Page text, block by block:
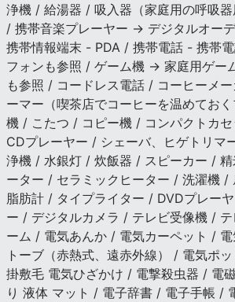
浄機 / 給湯器 / 吸入器（家庭用の呼吸
/ 携帯音楽プレーヤー → デジタルオー
携帯情報端末 - PDA / 携帯電話 - 携帯
フォンも参照 / ゲーム機 → 家庭用ゲー
も参照 / コードレス電話 / コーヒーメ
ーマー（喫茶店でコーヒーを温めてお
機 / こたつ / コピー機 / コンパクトカ
CDプレーヤー / シェーバ、ヒゲトリマ
浄機 / 水銀灯 / 炊飯器 / スピーカー / 精
ーター / セラミックヒーター / 洗濯機
脂肪計 / タイプライター / DVDプレー
ー / デジタルカメラ / テレビ受像機 /
ーム / 電気あんか / 電気カーペット /
トーブ（赤熱式、遠赤外線） / 電気ポ
掛敷毛 電気ひざかけ / 電撃殺虫器 / 電
り 液体 マット / 電子辞書 / 電子手帳 /